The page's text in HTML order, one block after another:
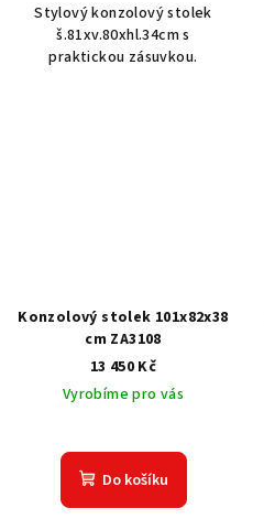
Stylový konzolový stolek
š.81xv.80xhl.34cm s
praktickou zásuvkou.
Konzolový stolek 101x82x38
cm ZA3108
13 450 Kč
Vyrobíme pro vás
Do košíku